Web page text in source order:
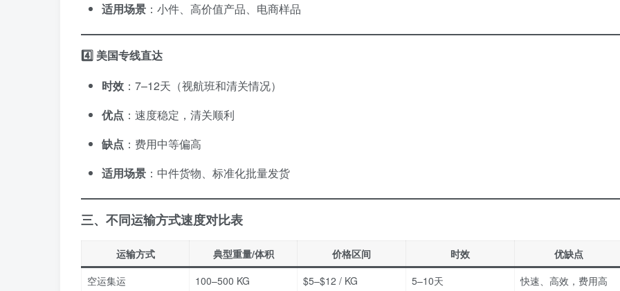
适用场景 ：小件、高价值产品、电商样品
4️⃣ 美国专线直达
时效 ：7–12天（视航班和清关情况）
优点 ：速度稳定，清关顺利
缺点 ：费用中等偏高
适用场景 ：中件货物、标准化批量发货
三、不同运输方式速度对比表
运输方式 典型重量/体积 价格区间 时效
优缺点
空运集运
100–500 KG $5–$12 / KG 5–10天
快速、高效，费用高